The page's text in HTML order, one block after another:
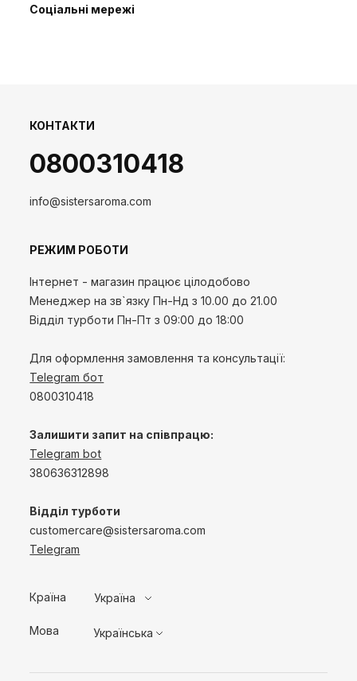
Соціальні мережі
КОНТАКТИ
0800310418
info@sistersaroma.com
РЕЖИМ РОБОТИ
Інтернет - магазин працює цілодобово
Менеджер на зв`язкуПн-Нд з 10.00 до 21.00
Відділ турботи Пн-Пт з 09:00 до 18:00
Для оформлення замовлення та консультації:
Telegram бот
0800310418
Залишити запит на співпрацю:
Telegram bot
380636312898
Відділ турботи
customercare@sistersaroma.com
Telegram
Країна Україна
Мова Українська